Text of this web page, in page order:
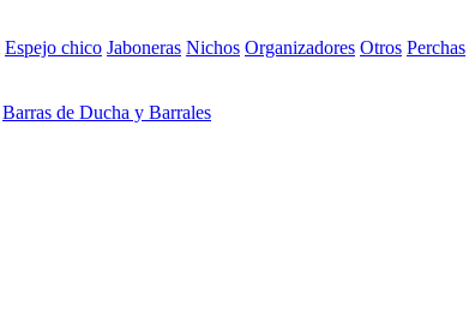
Espejo chico Jaboneras Nichos Organizadores Otros Perchas
Barras de Ducha y Barrales